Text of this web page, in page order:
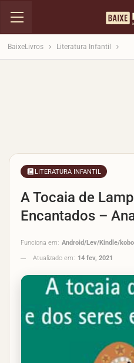
BaixeLivros Literatura Infantil
LITERATURA INFANTIL
A Tocaia de
Encantados –
Funciona em: Android/Lev/Kindle/
Atualizado em: 14 fev, 2021